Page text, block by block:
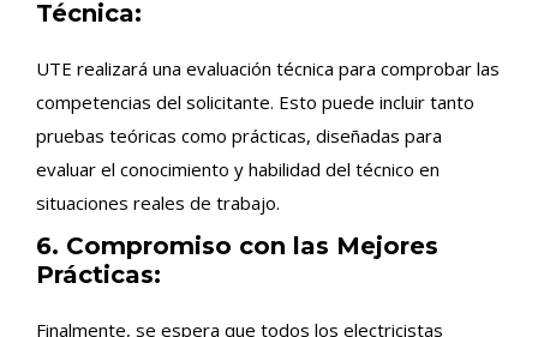
Técnica:
UTE realizará una evaluación técnica para comprobar las
competencias del solicitante. Esto puede incluir tanto
pruebas teóricas como prácticas, diseñadas para
evaluar el conocimiento y habilidad del técnico en
situaciones reales de trabajo.
6. Compromiso con las Mejores
Prácticas:
Finalmente, se espera que todos los electricistas